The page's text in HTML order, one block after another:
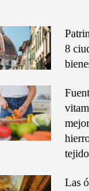
8
Las